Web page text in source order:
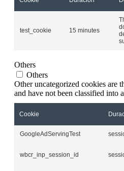
test_cookie 15 minutes
Others
Others
Other uncategorized cookies are
and have not been classified into
Cookie
GoogleAdServingTest
wbcr_inp_session_id